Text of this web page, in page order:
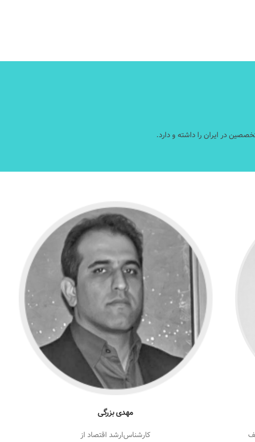
در ایران را داشته و دارد.
مهدی بزرگی
کارشناس‌ارشد اقتصاد از